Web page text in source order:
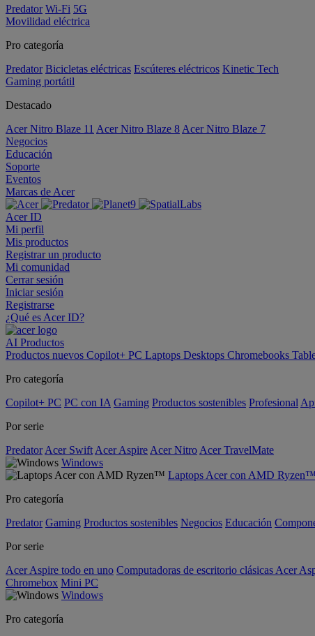
Predator Wi-Fi 5G
Movilidad eléctrica
Pro categoría
Predator Bicicletas eléctricas Escúteres eléctricos Kinetic Tech
Gaming portátil
Destacado
Acer Nitro Blaze 11 Acer Nitro Blaze 8 Acer Nitro Blaze 7
Negocios
Educación
Soporte
Eventos
Marcas de Acer
Acer ID
Mi perfil
Mis productos
Registrar un producto
Mi comunidad
Cerrar sesión
Iniciar sesión
Registrarse
¿Qué es Acer ID?
AI Productos
Productos nuevos Copilot+ PC Laptops Desktops Chromebooks
Pro categoría
Copilot+ PC PC con IA Gaming Productos sostenibles Profesional
Por serie
Predator Acer Swift Acer Aspire Acer Nitro Acer TravelMate
Windows
Laptops Acer con AMD Ryzen™
Pro categoría
Predator Gaming Productos sostenibles Negocios Educación
Por serie
Acer Aspire todo en uno Computadoras de escritorio clásicas Acer
Chromebox Mini PC
Windows
Pro categoría